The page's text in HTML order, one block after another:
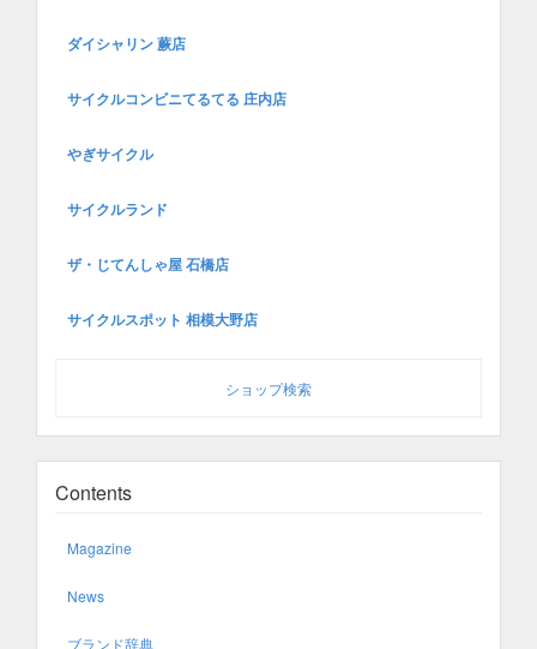
ダイシャリン 蕨店
サイクルコンビニてるてる 庄内店
やぎサイクル
サイクルランド
ザ・じてんしゃ屋 石橋店
サイクルスポット 相模大野店
ショップ検索
Contents
Magazine
News
ブランド辞典